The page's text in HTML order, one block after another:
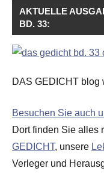
AKTUELLE
BD. 33:
DAS GEDICHT blog
Besuchen Sie auch
Dort finden Sie alles
GEDICHT, unsere
Verleger und